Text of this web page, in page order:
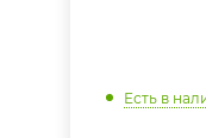
Есть в